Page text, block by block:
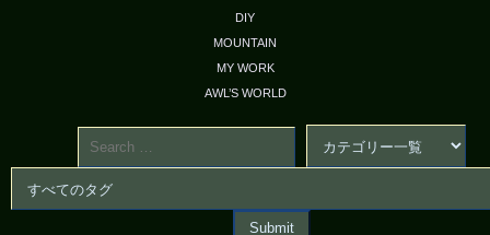
DIY
MOUNTAIN
MY WORK
AWL’S WORLD